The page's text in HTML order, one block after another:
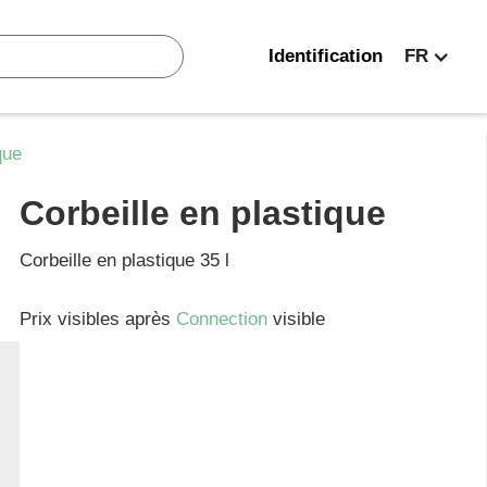
Identification FR
Corbeille en plastique
Corbeille en plastique 35 l
Prix visibles après Connectionvisible